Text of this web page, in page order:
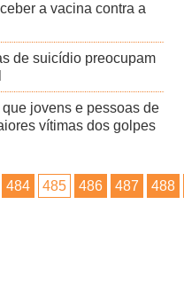
a vacina contra a
de suicídio preocupam
jovens e pessoas de
vítimas dos golpes
484 485 486 487 488